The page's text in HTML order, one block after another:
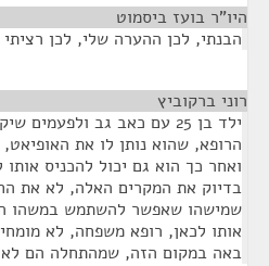
היו"ר בועז ביסמוט
הבנתי, לכן ההערה שלי, לכן רציתי
רוני ברקוביץ
ילד בן 25 עם כאב גב
הרופא, שהוא נותן לו את
ואחר כך הוא גם יכול להכניס
בדיוק את המקרים האלה, לא את
שמישהו שאפשר להשתמש במשהו
אותו לכאן, רופא משפחה, לא
באה במקום הזה, שמהתחלה הם לא